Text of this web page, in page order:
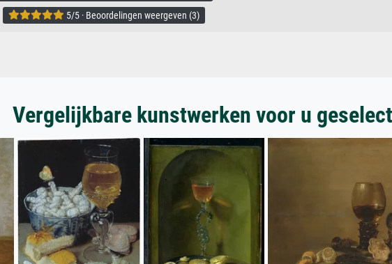
5/5 · Beoordelingen weergeven (3)
Vergelijkbare kunstwerken voor u